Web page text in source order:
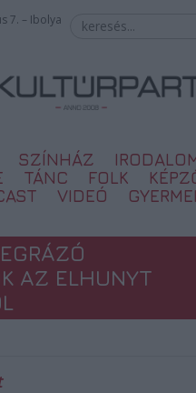
7. – Ibolya
SZÍNHÁZ
TÁNC FOLK
VIDEÓ
AZ ELHUNYT